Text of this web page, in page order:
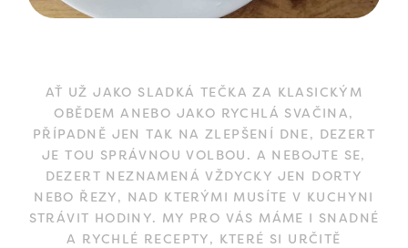
AŤ UŽ JAKO SLADKÁ TEČKA ZA KLASICKÝM
OBĚDEM ANEBO JAKO RYCHLÁ SVAČINA,
PŘÍPADNĚ JEN TAK NA ZLEPŠENÍ DNE, DEZERT
JE TOU SPRÁVNOU VOLBOU. A NEBOJTE SE,
DEZERT NEZNAMENÁ VŽDYCKY JEN DORTY
NEBO ŘEZY, NAD KTERÝMI MUSÍTE V KUCHYNI
STRÁVIT HODINY. MY PRO VÁS MÁME I SNADNÉ
A RYCHLÉ RECEPTY, KTERÉ SI URČITĚ